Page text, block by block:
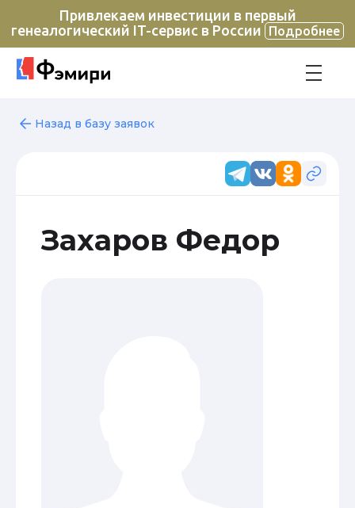
Привлекаем инвестиции в первый
генеалогический IT-сервис в России
Подробнее
Назад в базу заявок
Захаров Федор